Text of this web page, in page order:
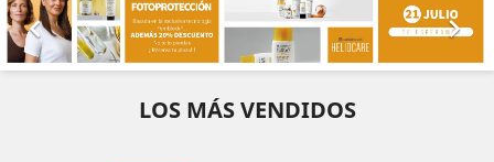
 
LOS MÁS VENDIDOS